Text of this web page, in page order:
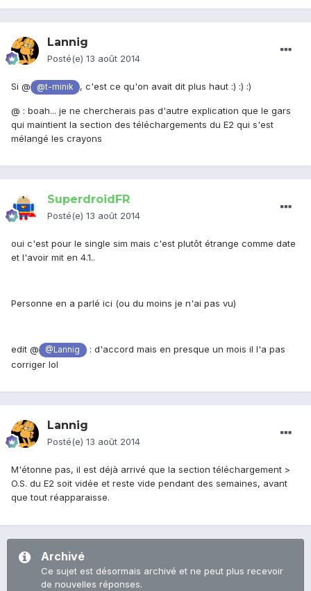
Lannig
Posté(e) 13 août 2014
Si @ @t-minik , c'est ce qu'on avait dit plus haut :) :) :)
@ : boah... je ne chercherais pas d'autre explication que le gars
qui maintient la section des téléchargements du E2 qui s'est
mélangé les crayons
SuperdroidFR
Posté(e) 13 août 2014
oui c'est pour le single sim mais c'est plutôt étrange comme date
et l'avoir mit en 4.1..
Personne en a parlé ici (ou du moins je n'ai pas vu)
edit @ @Lannig
: d'accord mais en presque un mois il l'a pas
corriger lol
Lannig
Posté(e) 13 août 2014
M'étonne pas, il est déjà arrivé que la section téléchargement >
O.S. du E2 soit vidée et reste vide pendant des semaines, avant
que tout réapparaisse.
Archivé
Ce sujet est désormais archivé et ne peut plus recevoir
de nouvelles réponses.